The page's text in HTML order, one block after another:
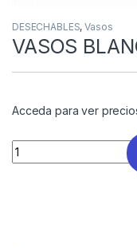
DESECHABLES,Vasos
VASOS
Acceda para ver
Quantity